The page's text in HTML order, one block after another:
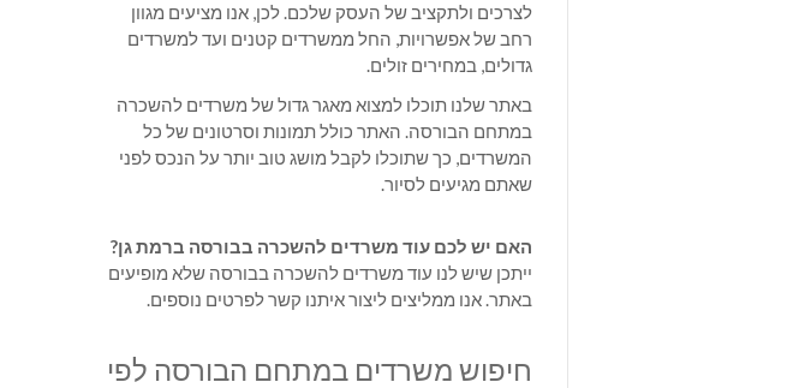
לצרכים ולתקציב של העסק שלכם. לכן, אנו מציעים מגוון
רחב של אפשרויות, החל ממשרדים קטנים ועד למשרדים
גדולים, במחירים זולים.
באתר שלנו תוכלו למצוא מאגר גדול של משרדים להשכרה
במתחם הבורסה. האתר כולל תמונות וסרטונים של כל
המשרדים, כך שתוכלו לקבל מושג טוב יותר על הנכס לפני
שאתם מגיעים לסיור.
האם יש לכם עוד משרדים להשכרה בבורסה ברמת גן?
ייתכן שיש לנו עוד משרדים להשכרה בבורסה שלא מופיעים
באתר. אנו ממליצים ליצור איתנו קשר לפרטים נוספים.
חיפוש משרדים במתחם הבורסה לפי